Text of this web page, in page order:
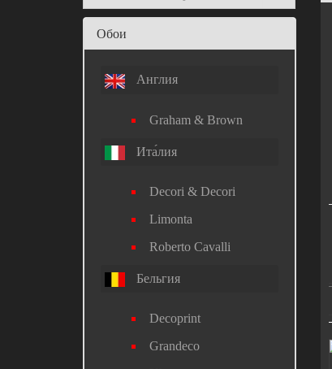
Обои
Англия
Graham & Brown
Ита́лия
Decori & Decori
Limonta
Roberto Cavalli
Бельгия
Decoprint
Grandeco